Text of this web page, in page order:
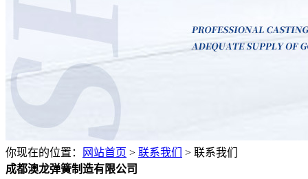
你现在的位置： 网站首页 > 联系我们 > 联系我们
成都澳龙弹簧制造有限公司